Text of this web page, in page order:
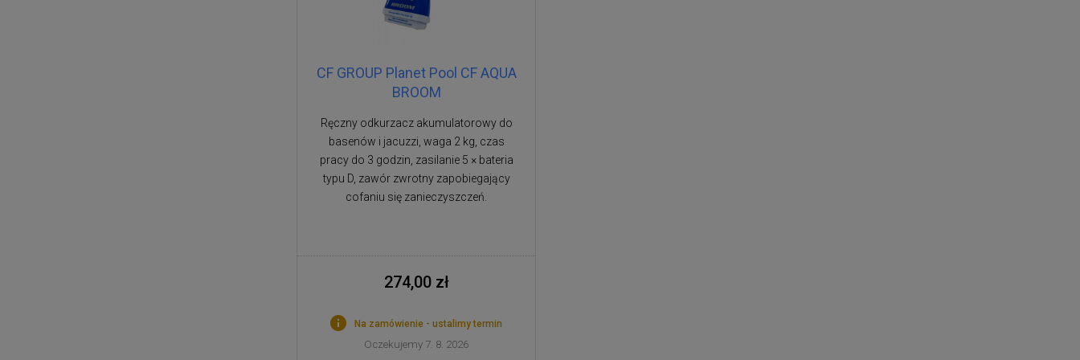
CF GROUP Planet Pool CF AQUA
BROOM
Ręczny odkurzacz akumulatorowy do
basenów i jacuzzi, waga 2 kg, czas
pracy do 3 godzin, zasilanie 5 × bateria
typu D, zawór zwrotny zapobiegający
cofaniu się zanieczyszczeń.
274,00 zł
Na zamówienie - ustalimy termin
Oczekujemy 7. 8. 2026